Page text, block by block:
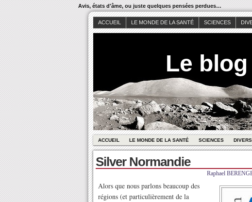
Avis, états d'âme, ou juste quelques pensées perdues…
ACCUEIL LE MONDE DE LA SANTÉ SCIENCES
Le
ACCUEIL LE MONDE DE LA SANTÉ SCIENCES DIVERS
Silver Normandie
Raphael
Alors que nous parlons beaucoup des
régions (et particulièrement de la